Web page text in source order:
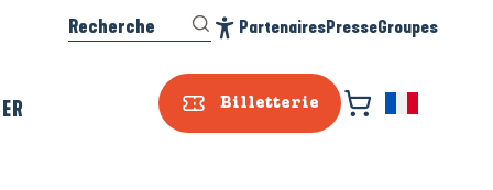
Billetterie
Recherche PartenairesPresseGroupes